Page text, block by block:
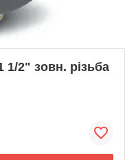
1/2" зовн. різьба